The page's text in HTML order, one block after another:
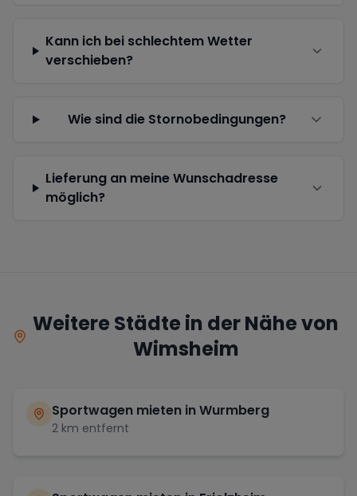
Kann ich bei schlechtem Wetter
verschieben?
Wie sind die Stornobedingungen?
Lieferung an meine Wunschadresse
möglich?
Weitere Städte in der Nähe von
Wimsheim
Sportwagen mieten inWurmberg
2 km entfernt